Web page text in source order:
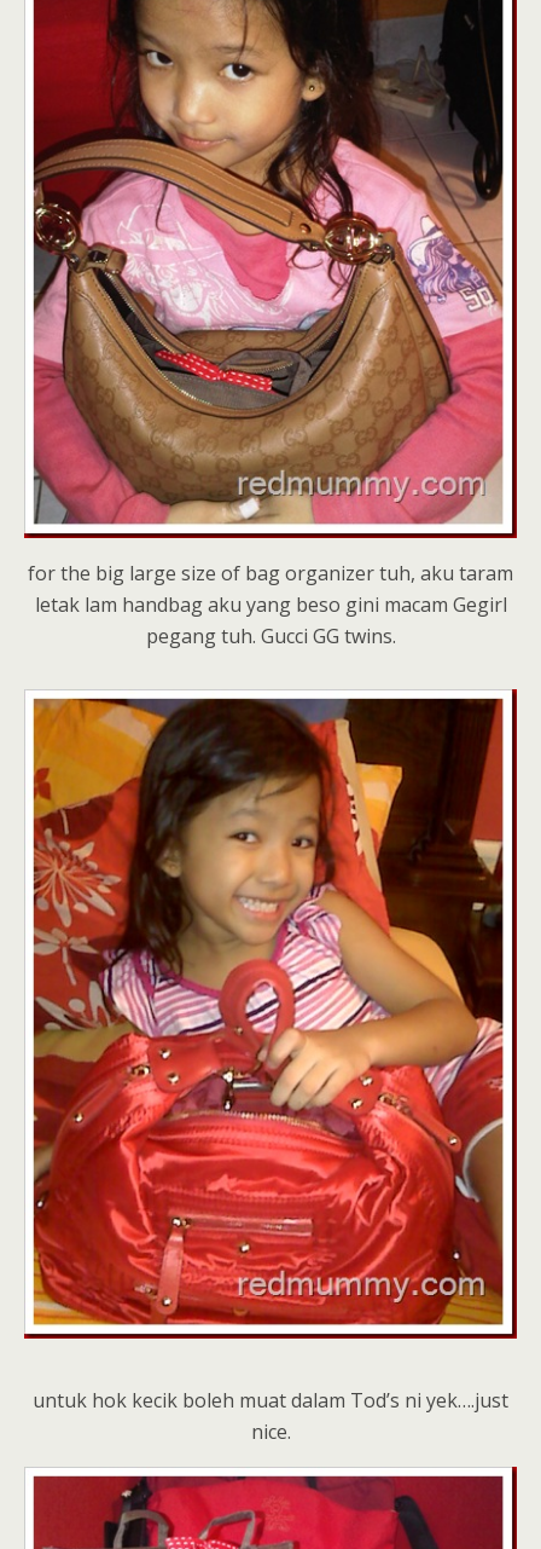
for the big large size of bag organizer tuh, aku taram
letak lam handbag aku yang beso gini macam Gegirl
pegang tuh. Gucci GG twins.
untuk hok kecik boleh muat dalam Tod’s ni yek….just
nice.